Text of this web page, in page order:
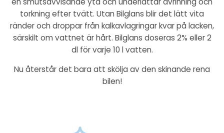
torkning efter tvätt. Utan Bilglans blir det lätt vita
ränder och droppar från kalkavlagringar kvar på lacken,
särskilt om vattnet är hårt. Bilglans doseras 2% eller 2
dl för varje 10 l vatten.
Nu återstår det bara att skölja av den skinande rena
bilen!